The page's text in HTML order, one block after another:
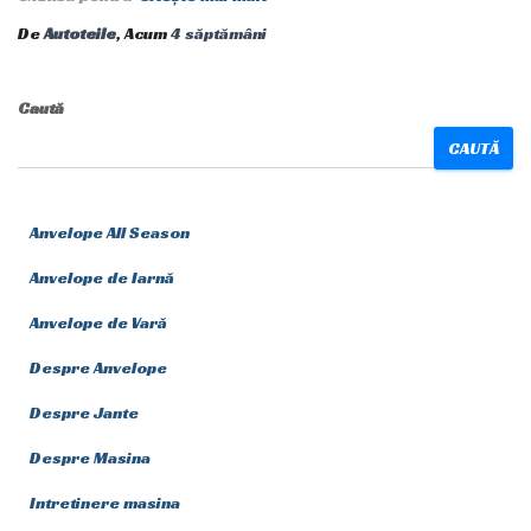
DeAutoteile, Acum4 săptămâni
Caută
CAUTĂ
Anvelope All Season
Anvelope de Iarnă
Anvelope de Vară
Despre Anvelope
Despre Jante
Despre Masina
Intretinere masina